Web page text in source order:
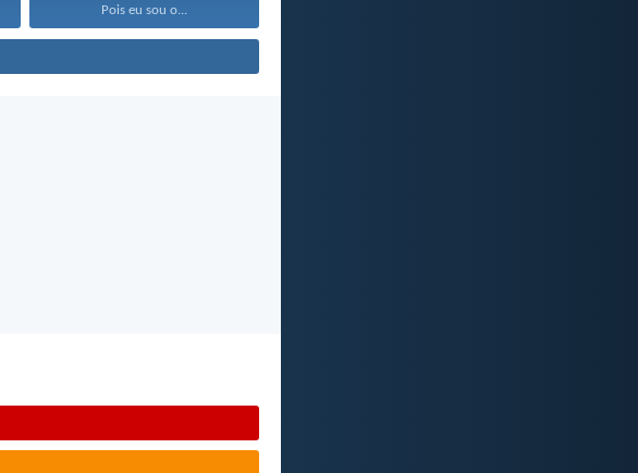
Pois eu sou o...